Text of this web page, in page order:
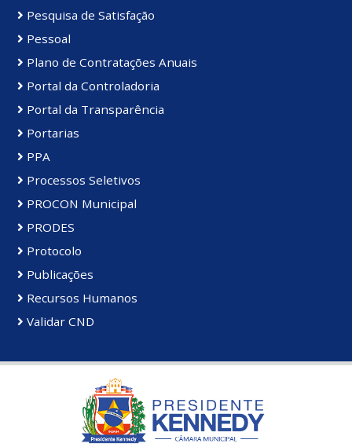
Pesquisa de Satisfação
Pessoal
Plano de Contratações Anuais
Portal da Controladoria
Portal da Transparência
Portarias
PPA
Processos Seletivos
PROCON Municipal
PRODES
Protocolo
Publicações
Recursos Humanos
Validar CND